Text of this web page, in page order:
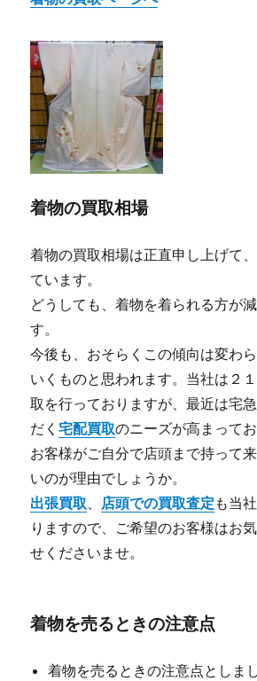
着物の買取相場
着物の買取相場は正直申し上げて
ています。
どうしても、着物を着られる方が
す。
今後も、おそらくこの傾向は変わ
いくものと思われます。当社は２
取を行っておりますが、最近は宅
だく宅配買取のニーズが高まってお
お客様がご自分で店頭まで持って
いのが理由でしょうか。
出張買取、 店頭での買取査定 も当
りますので、ご希望のお客様はお
せくださいませ。
着物を売るときの注意点
着物を売るときの注意点としま